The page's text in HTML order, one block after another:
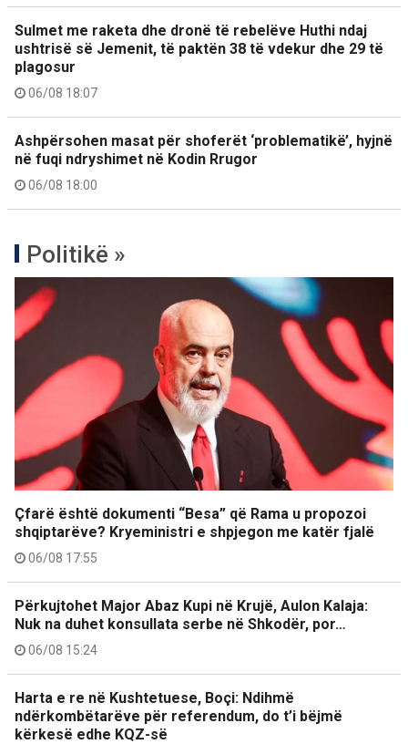
Sulmet me raketa dhe dronë të rebelëve Huthi ndaj
ushtrisë së Jemenit, të paktën 38 të vdekur dhe 29 të
plagosur
06/08 18:07
Ashpërsohen masat për shoferët ‘problematikë’, hyjnë
në fuqi ndryshimet në Kodin Rrugor
06/08 18:00
Politikë »
Çfarë është dokumenti “Besa” që Rama u propozoi
shqiptarëve? Kryeministri e shpjegon me katër fjalë
06/08 17:55
Përkujtohet Major Abaz Kupi në Krujë, Aulon Kalaja:
Nuk na duhet konsullata serbe në Shkodër, por…
06/08 15:24
Harta e re në Kushtetuese, Boçi: Ndihmë
ndërkombëtarëve për referendum, do t’i bëjmë
kërkesë edhe KQZ-së